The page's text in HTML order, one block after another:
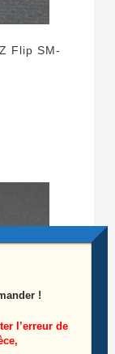
Flip SM-
!
l’erreur de